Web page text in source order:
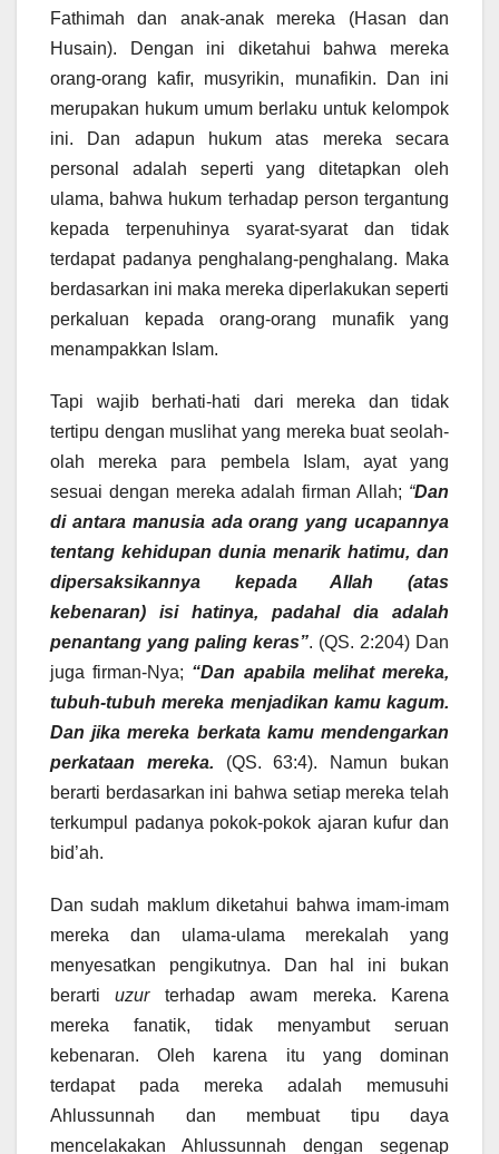
Fathimah dan anak-anak mereka (Hasan dan
Husain). Dengan ini diketahui bahwa mereka
orang-orang kafir, musyrikin, munafikin. Dan ini
merupakan hukum umum berlaku untuk kelompok
ini. Dan adapun hukum atas mereka secara
personal adalah seperti yang ditetapkan oleh
ulama, bahwa hukum terhadap person tergantung
kepada terpenuhinya syarat-syarat dan tidak
terdapat padanya penghalang-penghalang. Maka
berdasarkan ini maka mereka diperlakukan seperti
perkaluan kepada orang-orang munafik yang
menampakkan Islam.
Tapi wajib berhati-hati dari mereka dan tidak
tertipu dengan muslihat yang mereka buat seolah-
olah mereka para pembela Islam, ayat yang
sesuai dengan mereka adalah firman Allah; “Dan
di antara manusia ada orang yang ucapannya
tentang kehidupan dunia menarik hatimu, dan
dipersaksikannya kepada Allah (atas
kebenaran) isi hatinya, padahal dia adalah
penantang yang paling keras”. (QS. 2:204) Dan
juga firman-Nya; “Dan apabila melihat mereka,
tubuh-tubuh mereka menjadikan kamu kagum.
Dan jika mereka berkata kamu mendengarkan
perkataan mereka. (QS. 63:4). Namun bukan
berarti berdasarkan ini bahwa setiap mereka telah
terkumpul padanya pokok-pokok ajaran kufur dan
bid’ah.
Dan sudah maklum diketahui bahwa imam-imam
mereka dan ulama-ulama merekalah yang
menyesatkan pengikutnya. Dan hal ini bukan
berartiuzur terhadap awam mereka. Karena
mereka fanatik, tidak menyambut seruan
kebenaran. Oleh karena itu yang dominan
terdapat pada mereka adalah memusuhi
Ahlussunnah dan membuat tipu daya
mencelakakan Ahlussunnah dengan segenap